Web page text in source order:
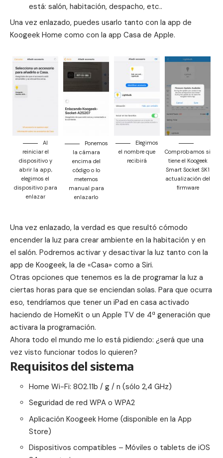
está: salón, habitación, despacho, etc..
Una vez enlazado, puedes usarlo tanto con la app de
Koogeek Home como con la app Casa de Apple.
Al
reiniciar el
dispositivo y
abrir la app,
elegimos el
dispositivo para
enlazar
Ponemos
la cámara
encima del
código o lo
metemos
manual para
enlazarlo
Elegimos
el nombre que
recibirá
Comprobamos si
tiene el Koogeek
Smart Socket SK1
actualización del
firmware
Una vez enlazado, la verdad es que resultó cómodo
encender la luz para crear ambiente en la habitación y en
el salón. Podremos activar y desactivar la luz tanto con la
app de Koogeek, la de «Casa» como a Siri.
Otras opciones que tenemos es la de programar la luz a
ciertas horas para que se enciendan solas. Para que ocurra
eso, tendríamos que tener un iPad en casa activado
haciendo de HomeKit o un Apple TV de 4ª generación que
activara la programación.
Ahora todo el mundo me lo está pidiendo: ¿será que una
vez visto funcionar todos lo quieren?
Requisitos del sistema
Home Wi-Fi: 802.11b / g / n (sólo 2,4 GHz)
Seguridad de red WPA o WPA2
Aplicación Koogeek Home (disponible en la App
Store)
Dispositivos compatibles – Móviles o tablets de iOS